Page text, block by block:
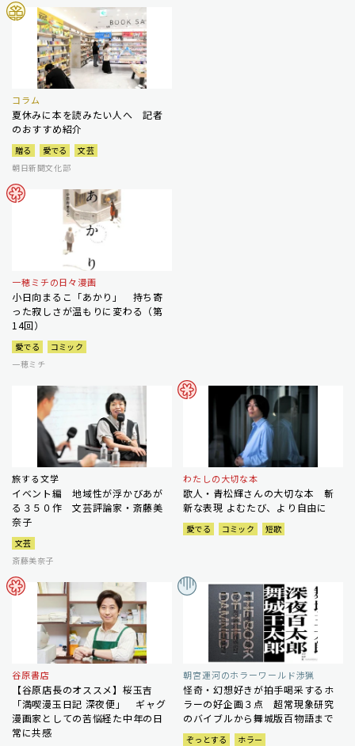
コラム
夏休みに本を読みたい人へ 記者
のおすすめ紹介
贈る 愛でる
文芸
朝日新聞文化部
一穂ミチの日々漫画
小日向まるこ「あかり」 持ち寄
った寂しさが温もりに変わる（第
14回）
愛でる
コミック
一穂ミチ
旅する文学
イベント編 地域性が浮かびあが
る３５０作 文芸評論家・斎藤美
奈子
文芸
斎藤美奈子
わたしの大切な本
歌人・青松輝さんの大切な本 斬
新な表現 よむたび、より自由に
愛でる コミック 短歌
谷原書店
【谷原店長のオススメ】桜玉吉
「満喫漫玉日記 深夜便」 ギャグ
漫画家としての苦悩経た中年の日
常に共感
朝宮運河のホラーワールド渉猟
怪奇・幻想好きが拍手喝采するホ
ラーの好企画３点 超常現象研究
のバイブルから舞城版百物語まで
ぞっとする
ホラー